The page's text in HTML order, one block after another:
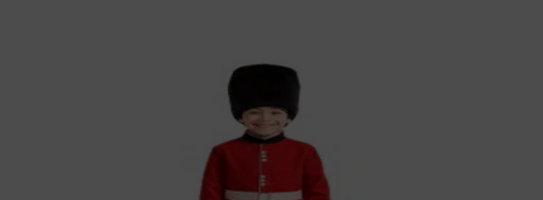
variantes.
Las
opciones
pueden